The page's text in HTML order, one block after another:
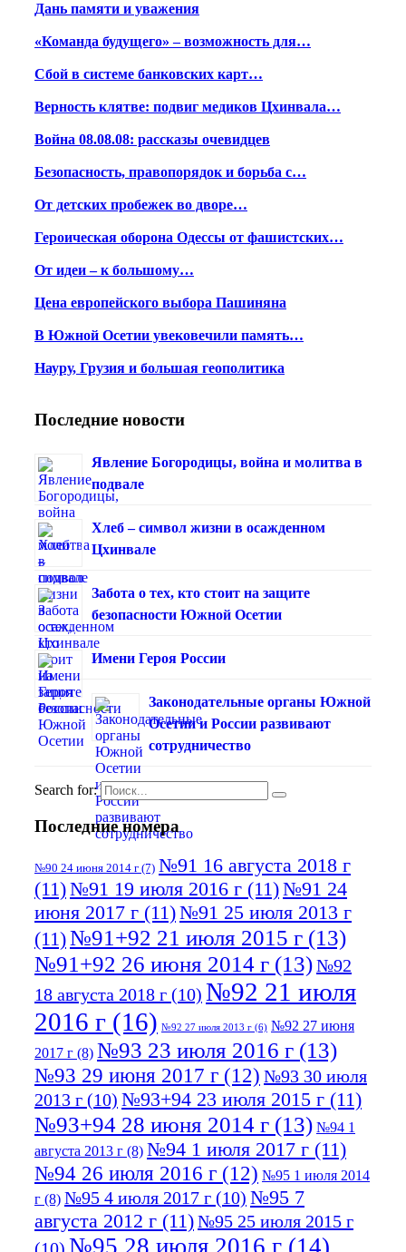
Дань памяти и уважения
«Команда будущего» – возможность для…
Сбой в системе банковских карт…
Верность клятве: подвиг медиков Цхинвала…
Война 08.08.08: рассказы очевидцев
Безопасность, правопорядок и борьба с…
От детских пробежек во дворе…
Героическая оборона Одессы от фашистских…
От идеи – к большому…
Цена европейского выбора Пашиняна
В Южной Осетии увековечили память…
Науру, Грузия и большая геополитика
Последние новости
Явление Богородицы, война и молитва в
подвале
Хлеб – символ жизни в осажденном
Цхинвале
Забота о тех, кто стоит на защите
безопасности Южной Осетии
Имени Героя России
Законодательные органы Южной
Осетии и России развивают
сотрудничество
Search for:
Последние номера
№90 24 июня 2014 г (7) №91 16 августа 2018 г
(11)№91 19 июля 2016 г (11)№91 24
июня 2017 г (11)№91 25 июля 2013 г
(11)№91+92 21 июля 2015 г (13)
№91+92 26 июня 2014 г (13)№92
18 августа 2018 г (10) №92 21 июля
2016 г (16) №92 27 июля 2013 г (6) №92 27 июня
2017 г (8) №93 23 июля 2016 г (13)
№93 29 июня 2017 г (12) №93 30 июля
2013 г (10) №93+94 23 июля 2015 г (11)
№93+94 28 июня 2014 г (13) №94 1
августа 2013 г (8) №94 1 июля 2017 г (11)
№94 26 июля 2016 г (12) №95 1 июля 2014
г (8) №95 4 июля 2017 г (10) №95 7
августа 2012 г (11)№95 25 июля 2015 г